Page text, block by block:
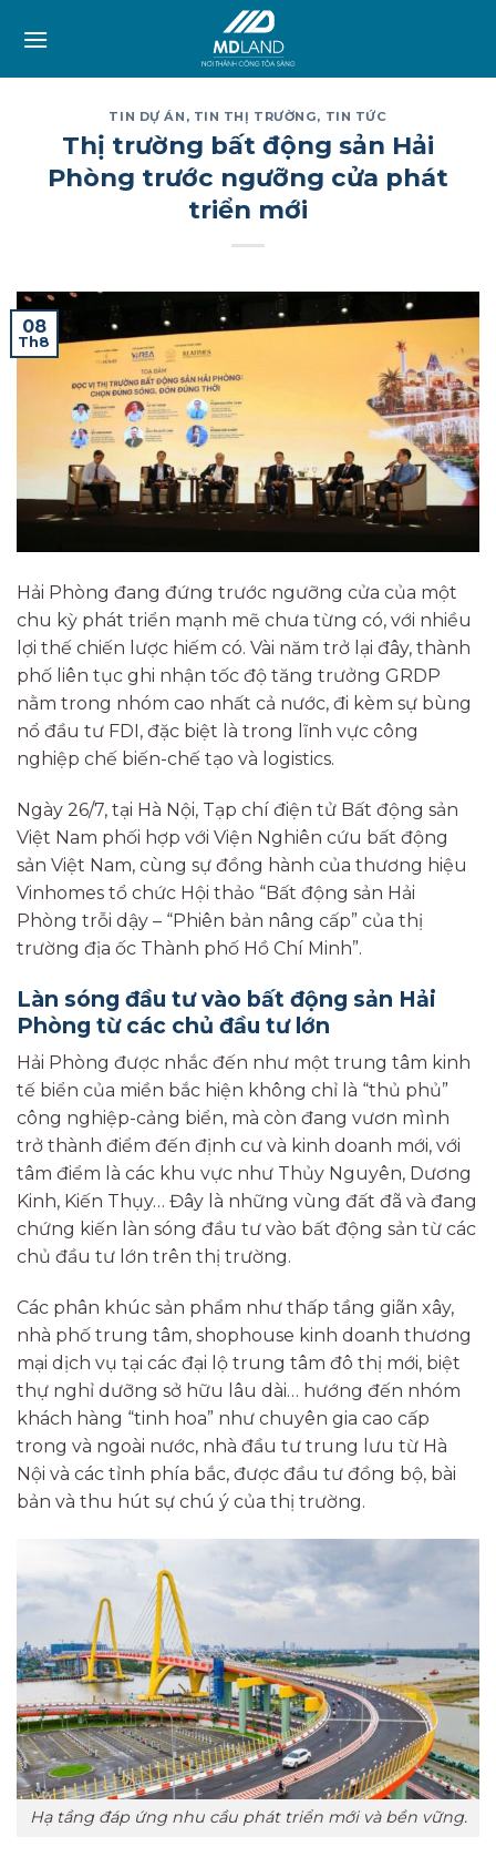
TIN DỰ ÁN , TIN THỊ TRƯỜNG, TIN TỨC
Thị trường bất động sản Hải
Phòng trước ngưỡng cửa phát
triển mới
08
Th8
Hải Phòng đang đứng trước ngưỡng cửa của một
chu kỳ phát triển mạnh mẽ chưa từng có, với nhiều
lợi thế chiến lược hiếm có. Vài năm trở lại đây, thành
phố liên tục ghi nhận tốc độ tăng trưởng GRDP
nằm trong nhóm cao nhất cả nước, đi kèm sự bùng
nổ đầu tư FDI, đặc biệt là trong lĩnh vực công
nghiệp chế biến-chế tạo và logistics.
Ngày 26/7, tại Hà Nội, Tạp chí điện tử Bất động sản
Việt Nam phối hợp với Viện Nghiên cứu bất động
sản Việt Nam, cùng sự đồng hành của thương hiệu
Vinhomes tổ chức Hội thảo “Bất động sản Hải
Phòng trỗi dậy – “Phiên bản nâng cấp” của thị
trường địa ốc Thành phố Hồ Chí Minh”.
Làn sóng đầu tư vào bất động sản Hải
Phòng từ các chủ đầu tư lớn
Hải Phòng được nhắc đến như một trung tâm kinh
tế biển của miền bắc hiện không chỉ là “thủ phủ”
công nghiệp-cảng biển, mà còn đang vươn mình
trở thành điểm đến định cư và kinh doanh mới, với
tâm điểm là các khu vực như Thủy Nguyên, Dương
Kinh, Kiến Thụy… Đây là những vùng đất đã và đang
chứng kiến làn sóng đầu tư vào bất động sản từ các
chủ đầu tư lớn trên thị trường.
Các phân khúc sản phẩm như thấp tầng giãn xây,
nhà phố trung tâm, shophouse kinh doanh thương
mại dịch vụ tại các đại lộ trung tâm đô thị mới, biệt
thự nghỉ dưỡng sở hữu lâu dài… hướng đến nhóm
khách hàng “tinh hoa” như chuyên gia cao cấp
trong và ngoài nước, nhà đầu tư trung lưu từ Hà
Nội và các tỉnh phía bắc, được đầu tư đồng bộ, bài
bản và thu hút sự chú ý của thị trường.
Hạ tầng đáp ứng nhu cầu phát triển mới và bền vững.